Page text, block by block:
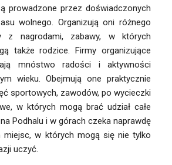
prowadzone przez doświadczonych
wolnego. Organizują oni różnego
z nagrodami, zabawy, w których
także rodzice. Firmy organizujące
mnóstwo radości i aktywności
wieku. Obejmują one praktycznie
sportowych, zawodów, po wycieczki
w których mogą brać udział całe
Podhalu i w górach czeka naprawdę
miejsc, w których mogą się nie tylko
uczyć.